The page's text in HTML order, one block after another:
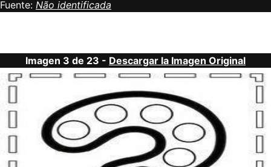
Fuente: Não identificada
Imagen 3 de 23 - Descargar la Imagen Original